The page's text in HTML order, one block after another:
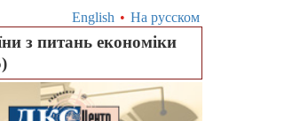
English • На русском
з питань економіки